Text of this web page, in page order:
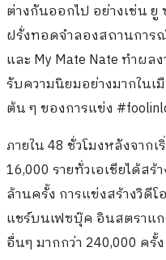
ต่างกันออกไป อย่างเช่น
ฝรั่งทอดจำลองสถานการ
และ My Mate Nate ทำผล
รับความนิยมอย่างมากใน
ต้น ๆ ของการแข่ง
ภายใน 48 ชั่วโมงหลังจาก
16,000 รายทั่วเอเชียได้ส
ล้านครั้ง การแข่งสร้างวิดี
แชร์บนเฟซบุ๊ค อินสตราแ
อื่นๆ มากกว่า 240,000 ครั้ง